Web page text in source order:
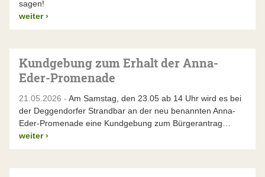
sagen!
weiter ›
Kundgebung zum Erhalt der Anna-
Eder-Promenade
21.05.2026 - Am Samstag, den 23.05 ab 14 Uhr wird es bei
der Deggendorfer Strandbar an der neu benannten Anna-
Eder-Promenade eine Kundgebung zum Bürgerantrag…
weiter ›